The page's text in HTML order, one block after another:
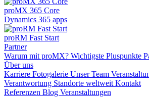
proMX 365 Core
Dynamics 365 apps
proRM Fast Start
Partner
Warum mit proMX? Wichtigste Pluspunkte
Über uns
Karriere Fotogalerie Unser Team
Verantwortung Standorte weltweit Kontakt
Referenzen Blog Veranstaltungen